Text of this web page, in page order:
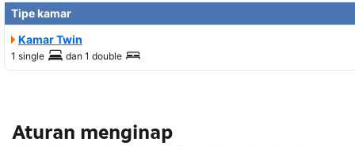
Tipe kamar
Kamar Twin
1 single dan 1 double
Aturan menginap